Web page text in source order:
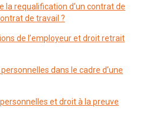
la requalification d’un contrat de
de travail ?
de l’employeur et droit retrait
dans le cadre d’une
et droit à la preuve